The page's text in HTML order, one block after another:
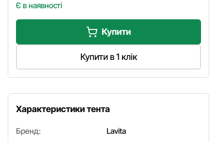
Є в наявності
Купити
Купити в 1 клік
Характеристики тента
Бренд:
Lavita